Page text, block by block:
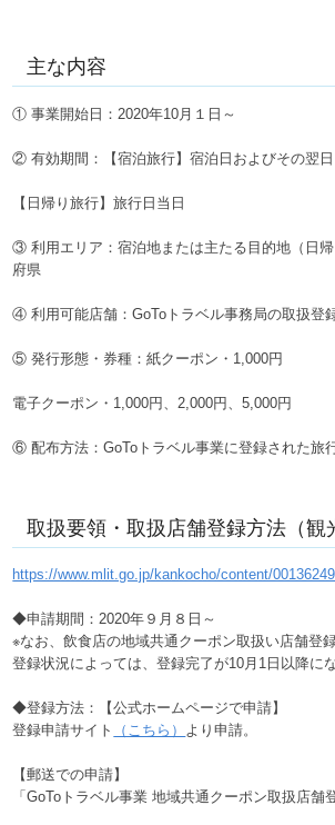
主な内容
① 事業開始日：2020年10月１日～
② 有効期間：【宿泊旅行】宿泊日およびその翌日
【日帰り旅行】旅行日当日
③ 利用エリア：宿泊地または主たる目的地（日
府県
④ 利用可能店舗：GoToトラベル事務局の取扱登
⑤ 発行形態・券種：紙クーポン・1,000円
電子クーポン・1,000円、2,000円、5,000円
⑥ 配布方法：GoToトラベル事業に登録された旅
取扱要領・取扱店舗登録方法（観
https://www.mlit.go.jp/kankocho/content/
◆申請期間：2020年９月８日～
※なお、飲食店の地域共通クーポン取扱い店舗登
登録状況によっては、登録完了が10月1日以降に
◆登録方法：【公式ホームページで申請】
登録申請サイト
（こちら） より申請。
【郵送での申請】
「GoToトラベル事業 地域共通クーポン取扱店舗